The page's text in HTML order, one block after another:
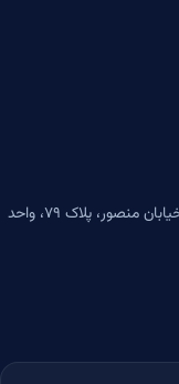
تهران، خیابان ولیعصر، ابتدای خیابان مطهری، خیابان منصور، پلاک ۷۹، واحد